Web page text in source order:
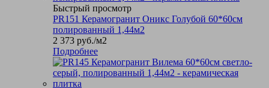
Быстрый просмотр
PR151 Керамогранит Оникс Голубой 60*60см
полированный 1,44м2
2 373 руб./м2
Подробнее